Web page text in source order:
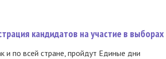
кандидатов на участие в выборах
и по всей стране, пройдут Единые дни